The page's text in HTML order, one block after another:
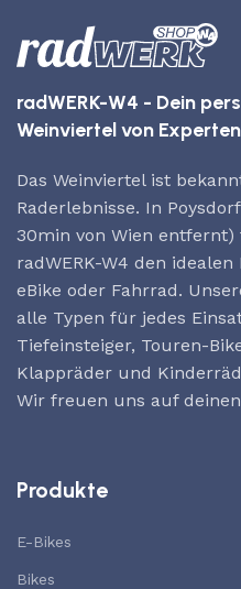
radWERK-W4 - Dein
Weinviertel von Experten
Das Weinviertel ist
Raderlebnisse. In
30min von Wien
radWERK-W4 den
eBike oder Fahrrad.
alle Typen für jedes
Tiefeinsteiger, Touren-
Klappräder und
Wir freuen uns auf
Produkte
E-Bikes
Bikes